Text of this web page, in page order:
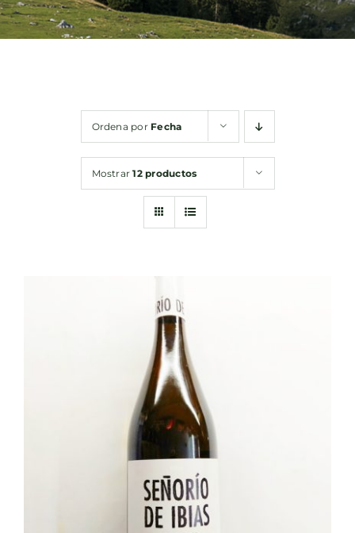
Bebidas
Ordena por Fecha
Mostrar12 productos
AÑADIR AL CARRITO